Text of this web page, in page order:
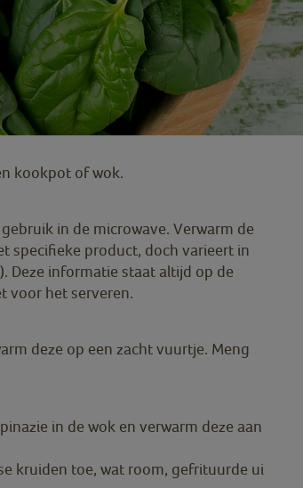
kookpot of wok.
in de microwave. Verwarm de
specifieke product, doch varieert in
Deze informatie staat altijd op de
voor het serveren.
deze op een zacht vuurtje. Meng
in de wok en verwarm deze aan
kruiden toe, wat room, gefrituurde ui